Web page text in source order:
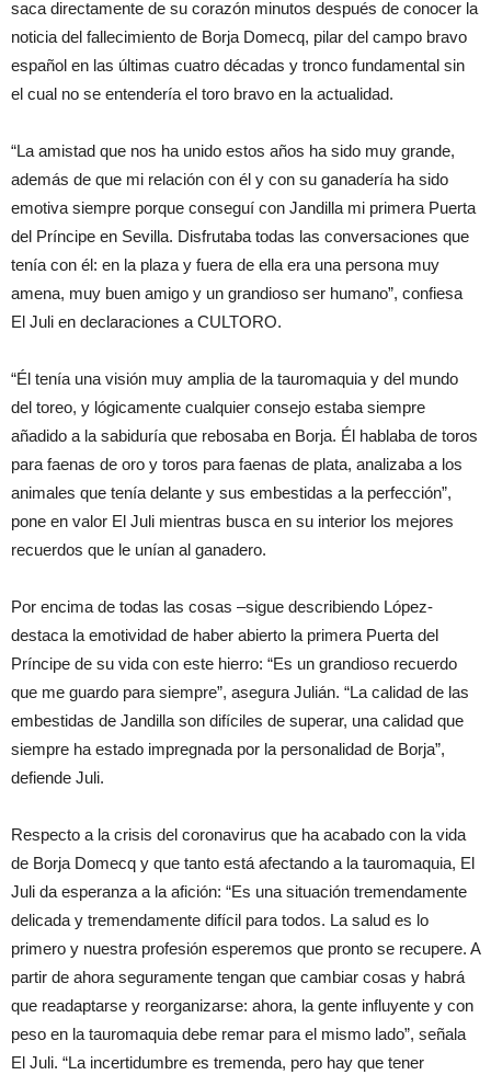
saca directamente de su corazón minutos después de conocer la
noticia del fallecimiento de Borja Domecq, pilar del campo bravo
español en las últimas cuatro décadas y tronco fundamental sin
el cual no se entendería el toro bravo en la actualidad.
“La amistad que nos ha unido estos años ha sido muy grande,
además de que mi relación con él y con su ganadería ha sido
emotiva siempre porque conseguí con Jandilla mi primera Puerta
del Príncipe en Sevilla. Disfrutaba todas las conversaciones que
tenía con él: en la plaza y fuera de ella era una persona muy
amena, muy buen amigo y un grandioso ser humano”, confiesa
El Juli en declaraciones a CULTORO.
“Él tenía una visión muy amplia de la tauromaquia y del mundo
del toreo, y lógicamente cualquier consejo estaba siempre
añadido a la sabiduría que rebosaba en Borja. Él hablaba de toros
para faenas de oro y toros para faenas de plata, analizaba a los
animales que tenía delante y sus embestidas a la perfección”,
pone en valor El Juli mientras busca en su interior los mejores
recuerdos que le unían al ganadero.
Por encima de todas las cosas –sigue describiendo López-
destaca la emotividad de haber abierto la primera Puerta del
Príncipe de su vida con este hierro: “Es un grandioso recuerdo
que me guardo para siempre”, asegura Julián. “La calidad de las
embestidas de Jandilla son difíciles de superar, una calidad que
siempre ha estado impregnada por la personalidad de Borja”,
defiende Juli.
Respecto a la crisis del coronavirus que ha acabado con la vida
de Borja Domecq y que tanto está afectando a la tauromaquia, El
Juli da esperanza a la afición: “Es una situación tremendamente
delicada y tremendamente difícil para todos. La salud es lo
primero y nuestra profesión esperemos que pronto se recupere. A
partir de ahora seguramente tengan que cambiar cosas y habrá
que readaptarse y reorganizarse: ahora, la gente influyente y con
peso en la tauromaquia debe remar para el mismo lado”, señala
El Juli. “La incertidumbre es tremenda, pero hay que tener